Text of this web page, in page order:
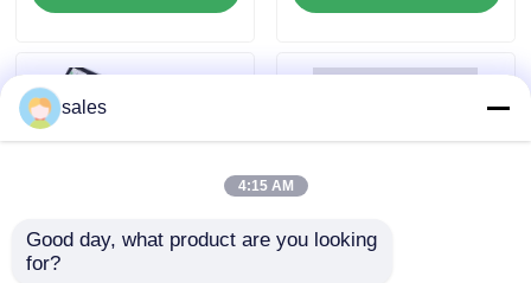
Rechtssachen
ELISA Test Kit
sales
4:15 AM
Good day, what product are you looking
for?